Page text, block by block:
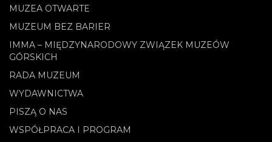
MUZEA OTWARTE
MUZEUM BEZ BARIER
IMMA – MIĘDZYNARODOWY ZWIĄZEK MUZEÓW
GÓRSKICH
RADA MUZEUM
WYDAWNICTWA
PISZĄ O NAS
WSPÓŁPRACA I PROGRAM